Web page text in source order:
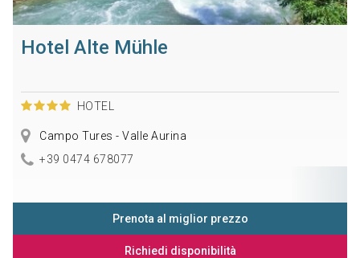
Hotel Alte Mühle
HOTEL
Campo Tures - Valle Aurina
+39 0474 678077
Prenota al miglior prezzo
Richiedi disponibilità